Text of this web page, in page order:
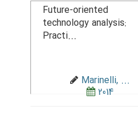
Future-oriented
technology analysis:
Practi...
Marinelli, ...
2014